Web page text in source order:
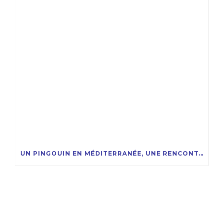
UN PINGOUIN EN MÉDITERRANÉE, UNE RENCONTRE RARE ET FASCINANTE !